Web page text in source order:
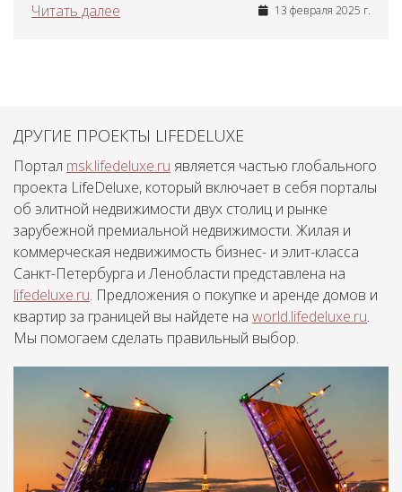
Читать далее
13 февраля 2025 г.
ДРУГИЕ ПРОЕКТЫ LIFEDELUXE
Портал msk.lifedeluxe.ru является частью глобального
проекта LifeDeluxe, который включает в себя порталы
об элитной недвижимости двух столиц и рынке
зарубежной премиальной недвижимости. Жилая и
коммерческая недвижимость бизнес- и элит-класса
Санкт-Петербурга и Ленобласти представлена на
lifedeluxe.ru. Предложения о покупке и аренде домов и
квартир за границей вы найдете на world.lifedeluxe.ru.
Мы помогаем сделать правильный выбор.